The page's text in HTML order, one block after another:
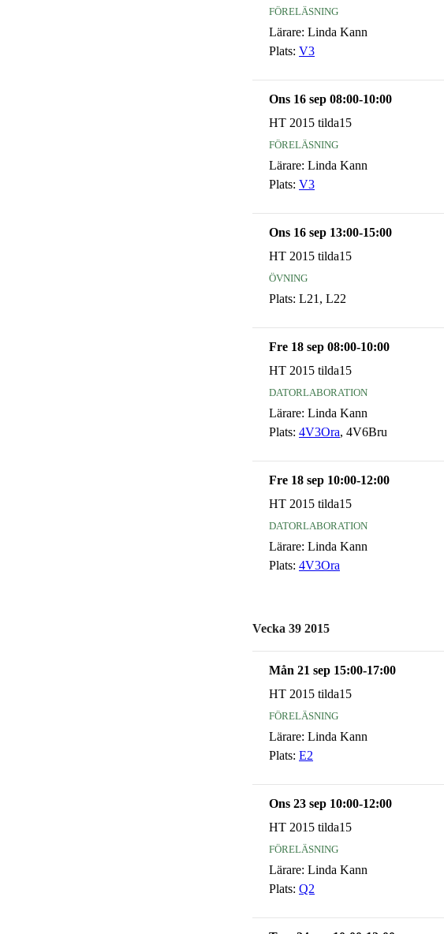
föreläsning
Lärare: Linda Kann
Plats: V3
Ons 16 sep 08:00-10:00
HT 2015 tilda15
föreläsning
Lärare: Linda Kann
Plats: V3
Ons 16 sep 13:00-15:00
HT 2015 tilda15
övning
Plats: L21, L22
Fre 18 sep 08:00-10:00
HT 2015 tilda15
datorlaboration
Lärare: Linda Kann
Plats: 4V3Ora, 4V6Bru
Fre 18 sep 10:00-12:00
HT 2015 tilda15
datorlaboration
Lärare: Linda Kann
Plats: 4V3Ora
Vecka 39 2015
Mån 21 sep 15:00-17:00
HT 2015 tilda15
föreläsning
Lärare: Linda Kann
Plats: E2
Ons 23 sep 10:00-12:00
HT 2015 tilda15
föreläsning
Lärare: Linda Kann
Plats: Q2